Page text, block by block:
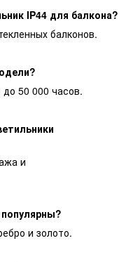
IP44 для балкона?
балконов.
50 000 часов.
и
и золото.